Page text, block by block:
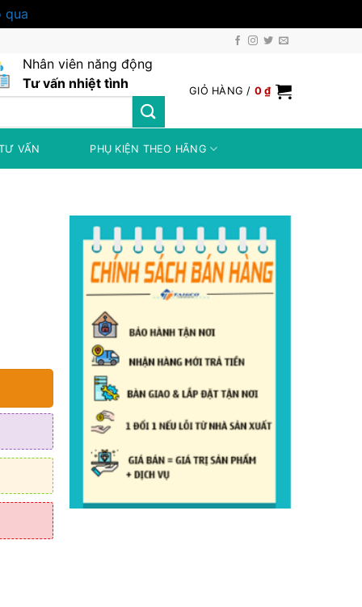
qua
Nhân viên năng động
Tư vấn nhiệt tình
GIỎ HÀNG / 0₫
VẤN PHỤ KIỆN THEO HÃNG